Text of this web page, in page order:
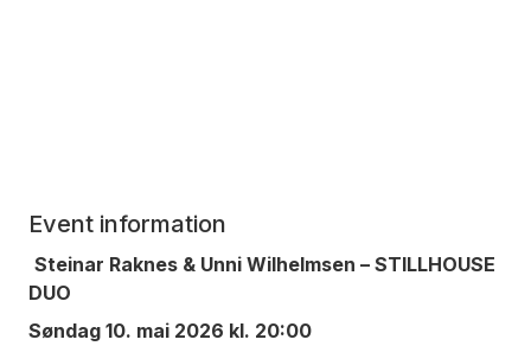
Event information
Steinar Raknes & Unni Wilhelmsen – STILLHOUSE
DUO
Søndag 10. mai 2026 kl. 20:00